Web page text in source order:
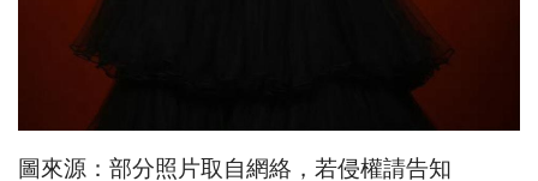
圖來源：部分照片取自網絡，若侵權請告知